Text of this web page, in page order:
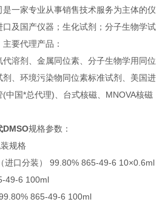
一家专业从事销售技术服务为主体的仪
及国产仪器；生化试剂；分子生物学试
要代理产品：
溶剂、金属同位素、分子生物学用同位
、环境污染物同位素标准试剂、美国进
中国*总代理)、台式核磁、MNOVA核磁
DMSO规格参数：
规格
（进口分装） 99.80% 865-49-6 10×0.6ml
49-6 100ml
865-49-6 100ml